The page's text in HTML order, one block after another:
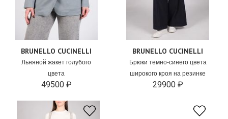
BRUNELLO CUCINELLI
Льняной жакет голубого
цвета
49500 ₽
BRUNELLO CUCINELLI
Брюки темно-синего цвета
широкого кроя на резинке
29900 ₽